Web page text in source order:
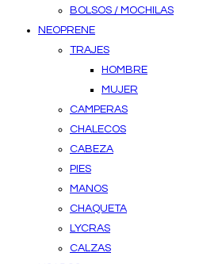
BOLSOS / MOCHILAS
NEOPRENE
TRAJES
HOMBRE
MUJER
CAMPERAS
CHALECOS
CABEZA
PIES
MANOS
CHAQUETA
LYCRAS
CALZAS